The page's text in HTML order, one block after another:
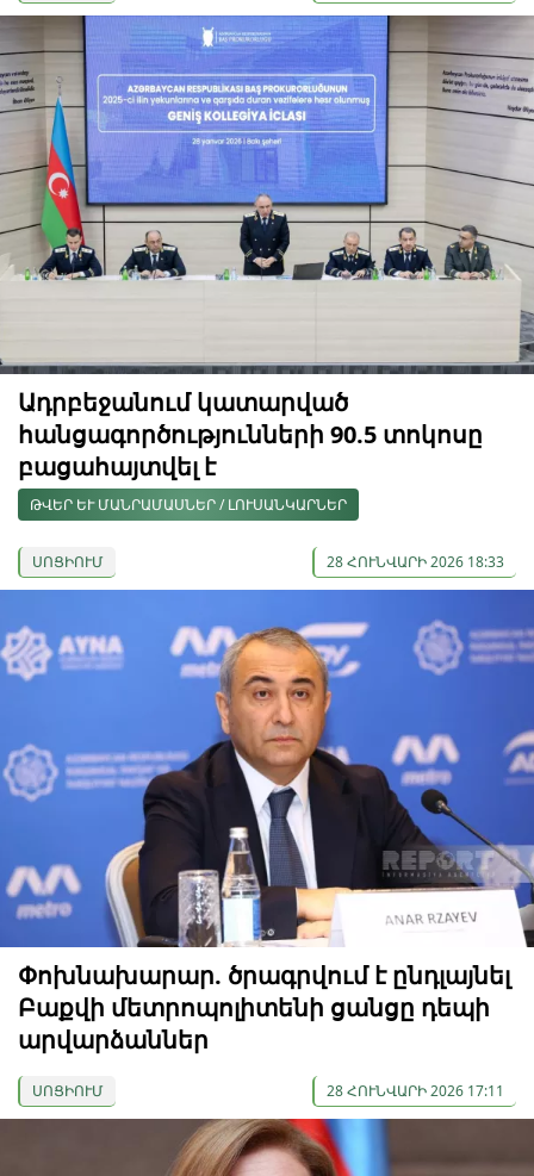
Ադրբեջանում կատարված
հանցագործությունների 90.5 տոկոսը
բացահայտվել է
ԹՎԵՐ ԵՒ ՄԱՆՐԱՄԱՍՆԵՐ / ԼՈՒՍԱՆԿԱՐՆԵՐ
ՍՈՑԻՈՒՄ 28 ՀՈՒՆՎԱՐԻ 2026 18:33
Փոխնախարար. ծրագրվում է ընդլայնել
Բաքվի մետրոպոլիտենի ցանցը դեպի
արվարձաններ
ՍՈՑԻՈՒՄ 28 ՀՈՒՆՎԱՐԻ 2026 17:11